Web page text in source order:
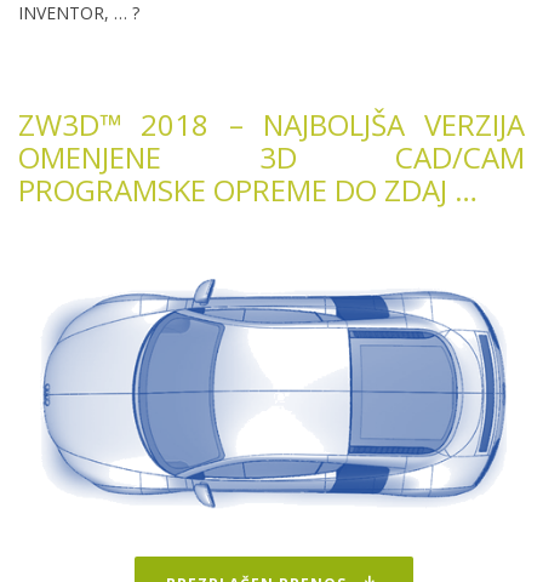
INVENTOR, … ?
ZW3D™ 2018 – NAJBOLJŠA VERZIJA
OMENJENE 3D CAD/CAM
PROGRAMSKE OPREME DO ZDAJ …